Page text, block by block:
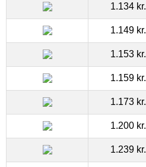
1.134 kr.
1.149 kr.
1.153 kr.
1.159 kr.
1.173 kr.
1.200 kr.
1.239 kr.